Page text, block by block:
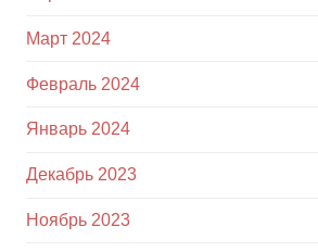
Март 2024
Февраль 2024
Январь 2024
Декабрь 2023
Ноябрь 2023